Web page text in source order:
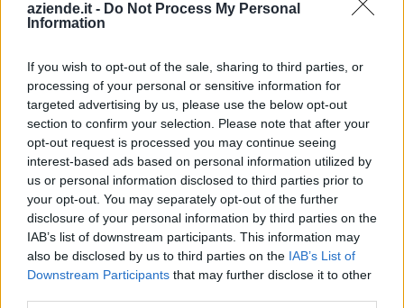
aziende.it - Do Not Process My Personal
Information
If you wish to opt-out of the sale, sharing to third parties, or
processing of your personal or sensitive information for
targeted advertising by us, please use the below opt-out
section to confirm your selection. Please note that after your
opt-out request is processed you may continue seeing
interest-based ads based on personal information utilized by
us or personal information disclosed to third parties prior to
your opt-out. You may separately opt-out of the further
disclosure of your personal information by third parties on the
IAB’s list of downstream participants. This information may
also be disclosed by us to third parties on the IAB’s List of
Downstream Participants that may further disclose it to other
contributi pubblici per un totale di 2.146.235 euro (2020–
2026-01-30
Esonero dal versamento dei contributi previdenziali
per l'assunzione di giovani lavoratori ( art. 1 comma 10-15
L. 178/
inps
5.997 euro
2025-12-16
Fondo di garanzia per le piccole e medie imprese
Banca del Mezzogiorno MedioCredito Centrale S.p.A.
25.000 euro
2025-12-16